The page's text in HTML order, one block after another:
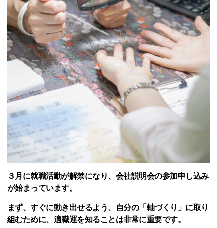
３月に就職活動が解禁になり、会社説明会の参加申し込み
が始まっています。
まず、すぐに動き出せるよう、自分の「軸づくり」に取り
組むために、適職運を知ることは非常に重要です。